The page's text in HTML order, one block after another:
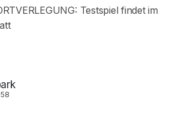
Testspiel findet im